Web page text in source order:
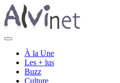
À la Une
Les + lus
Buzz
Culture